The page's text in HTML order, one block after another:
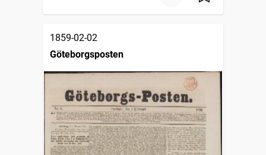
1859-02-02
Göteborgsposten